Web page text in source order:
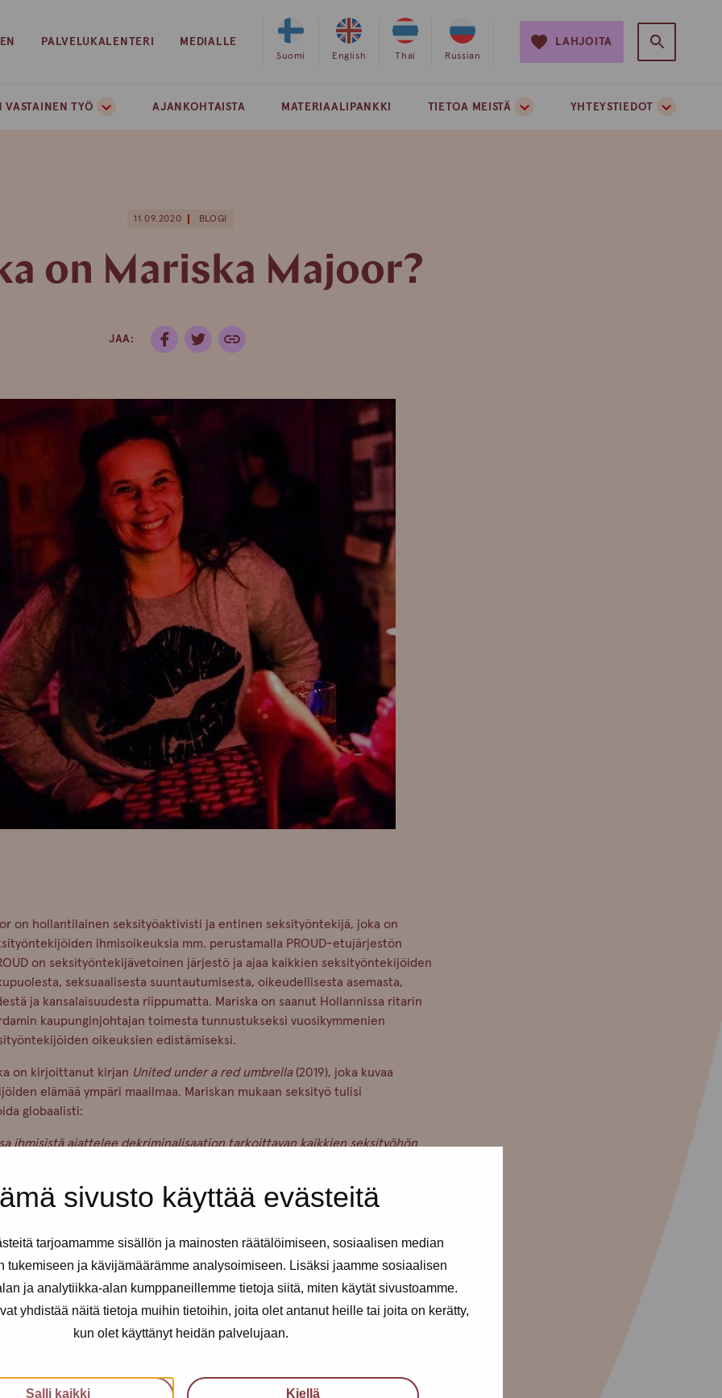
sivusto käyttää evästeitä
tarjoamamme sisällön ja mainosten räätälöimiseen, sosiaalisen median
tukemiseen ja kävijämäärämme analysoimiseen. Lisäksi jaamme sosiaalisen
ja analytiikka-alan kumppaneillemme tietoja siitä, miten käytät sivustoamme.
yhdistää näitä tietoja muihin tietoihin, joita olet antanut heille tai joita on kerätty,
kun olet käyttänyt heidän palvelujaan.
Salli kaikki Kiellä
PALVELUKALENTERI MEDIALLE
Valitse
Suomi
Valitse
English
Valitse
Thai
Valitse
Russian
LAHJOITA
TYÖ AJANKOHTAISTA MATERIAALIPANKKI TIETOA MEISTÄ YHTEYSTIEDOT
11.09.2020 BLOGI
on Mariska Majoor?
JAA:
on hollantilainen seksityöaktivisti ja entinen seksityöntekijä, joka on
ihmisoikeuksia mm. perustamalla PROUD-etujärjestön
on seksityöntekijävetoinen järjestö ja ajaa kaikkien seksityöntekijöiden
seksuaalisesta suuntautumisesta, oikeudellisesta asemasta,
ja kansalaisuudesta riippumatta. Mariska on saanut Hollannissa ritarin
kaupunginjohtajan toimesta tunnustukseksi vuosikymmenien
oikeuksien edistämiseksi.
on kirjoittanut kirjan United under a red umbrella (2019), joka kuvaa
elämää ympäri maailmaa. Mariskan mukaan seksityö tulisi
globaalisti:
ihmisistä ajattelee dekriminalisaation tarkoittavan kaikkien seksityöhön
haastattelun, jossa hän kertoo seksi-ja erotiikka-alan työstä
: https://wijzijnproud.nl/